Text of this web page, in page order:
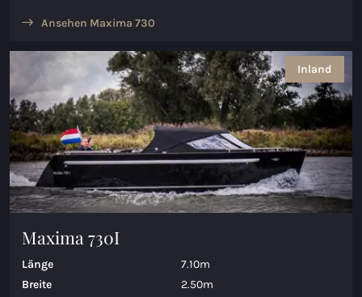
Ansehen Maxima 730
Maxima 730I
Länge
7.10m
Breite
2.50m
Inland